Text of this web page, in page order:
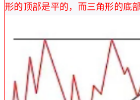
形的顶部是平的，而三角形的底